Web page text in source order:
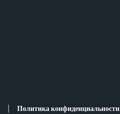
Политика конфиденциальности